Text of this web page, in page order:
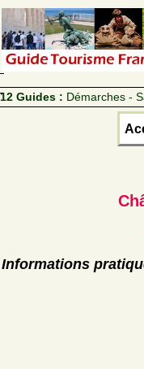
12 Guides : Démarches -
Informations